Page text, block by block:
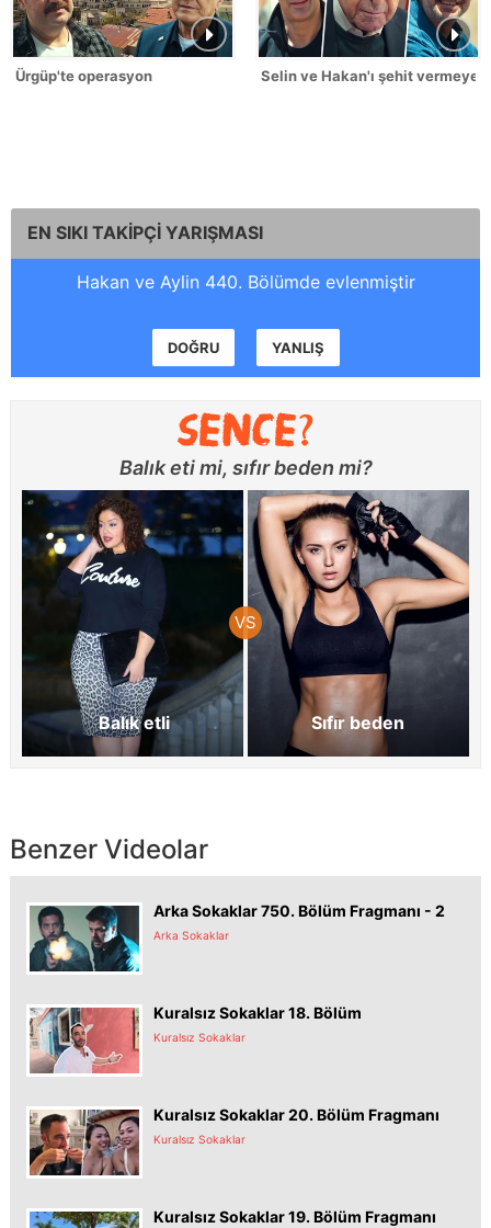
Ürgüp'te operasyon Selin ve Hakan'ı şehit
EN SIKI TAKİPÇİ YARIŞMASI
Hakan ve Aylin 440. Bölümde evlenmiştir
DOĞRU YANLIŞ
Balık eti mi, sıfır beden mi?
Balık etli Sıfır beden
Benzer Videolar
Arka Sokaklar 750. Bölüm Fragmanı - 2
Arka Sokaklar
Kuralsız Sokaklar 18. Bölüm
Kuralsız Sokaklar
Kuralsız Sokaklar 20. Bölüm Fragmanı
Kuralsız Sokaklar
Kuralsız Sokaklar 19. Bölüm Fragmanı